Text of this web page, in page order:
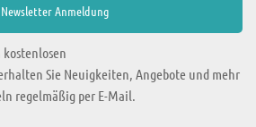
Sie Neuigkeiten, Angebote und mehr
regelmäßig per E-Mail.